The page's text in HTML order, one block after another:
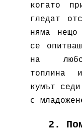
когато
гледат
няма
се
на
топлина
кумът
с
2.